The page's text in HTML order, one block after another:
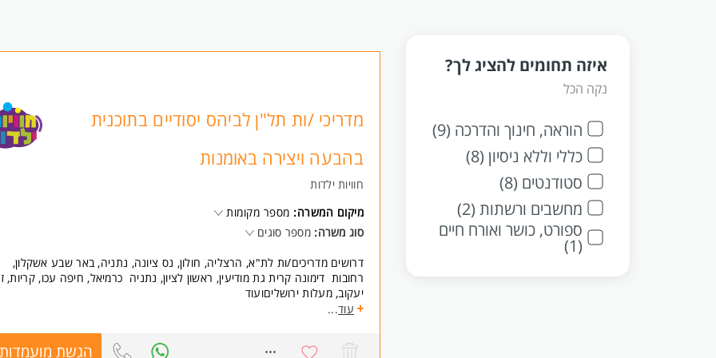
איזה תחומים להציג לך?
נקה הכל
הוראה, חינוך והדרכה (9)
כללי וללא ניסיון (8)
סטודנטים (8)
מחשבים ורשתות (2)
ספורט, כושר ואורח חיים
(1)
מדריכי /ות תל"ן לביהס יסודיים בתוכנית
בהבעה ויצירה באומנות
חוויות ילדות
מיקום המשרה: מספר מקומות
סוג משרה: מספר סוגים
דרושים מדריכים/ות לת"א, הרצליה, חולון, נס ציונה, נתניה, באר שבע אשקלון,
רחובות דימונה קרית גת מודיעין, ראשון לציון, נתניה כרמיאל, חיפה עכו, קריות,
יעקוב, מעלות ירושליםועוד
אנחנו מגייסים מדריכי/ות תל"ן לבתי ספר יסודיים בתוכנית פלסטי ארט תוכנית
עוד...
הגשת מועמדות